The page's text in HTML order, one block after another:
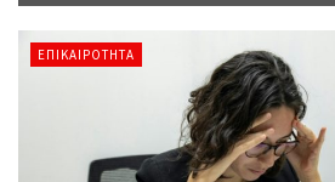
ΕΠΙΚΑΙΡΌΤΗΤΑ